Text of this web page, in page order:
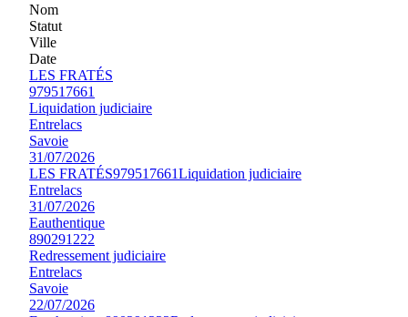
Nom
Statut
Ville
Date
LES FRATÉS
979517661
Liquidation judiciaire
Entrelacs
Savoie
31/07/2026
LES FRATÉS979517661Liquidation judiciaire
Entrelacs
31/07/2026
Eauthentique
890291222
Redressement judiciaire
Entrelacs
Savoie
22/07/2026